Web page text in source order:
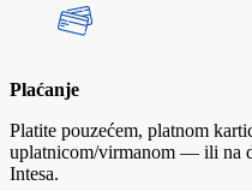
Plaćanje
Platite pouzećem, platnom
uplatnicom/virmanom — ili na
Intesa.